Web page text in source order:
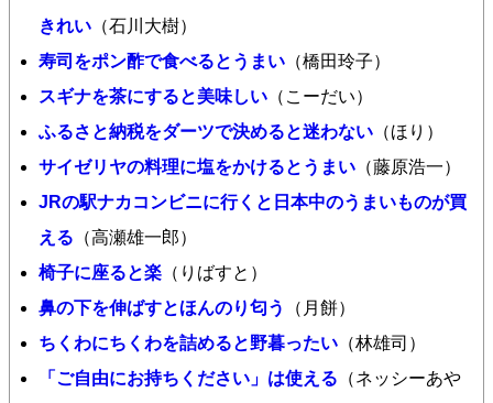
きれい （石川大樹）
寿司をポン酢で食べるとうまい （橋田玲子）
スギナを茶にすると美味しい （こーだい）
ふるさと納税をダーツで決めると迷わない （ほり）
サイゼリヤの料理に塩をかけるとうまい （藤原浩一）
JRの駅ナカコンビニに行くと日本中のうまいものが買
える （高瀬雄一郎）
椅子に座ると楽 （りばすと）
鼻の下を伸ばすとほんのり匂う
（月餅）
ちくわにちくわを詰めると野暮ったい （林雄司）
「ご自由にお持ちください」は使える （ネッシーあや